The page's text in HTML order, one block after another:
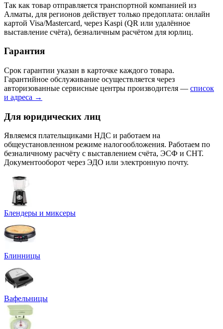
Так как товар отправляется транспортной компанией из
Алматы, для регионов действует только предоплата: онлайн
картой Visa/Mastercard, через Kaspi (QR или удалённое
выставление счёта), безналичным расчётом для юрлиц.
Гарантия
Срок гарантии указан в карточке каждого товара.
Гарантийное обслуживание осуществляется через
авторизованные сервисные центры производителя — список
и адреса →
Для юридических лиц
Являемся плательщиками НДС и работаем на
общеустановленном режиме налогообложения. Работаем по
безналичному расчёту с выставлением счёта, ЭСФ и СНТ.
Документооборот через ЭДО или электронную почту.
Блендеры и миксеры
Блинницы
Вафельницы